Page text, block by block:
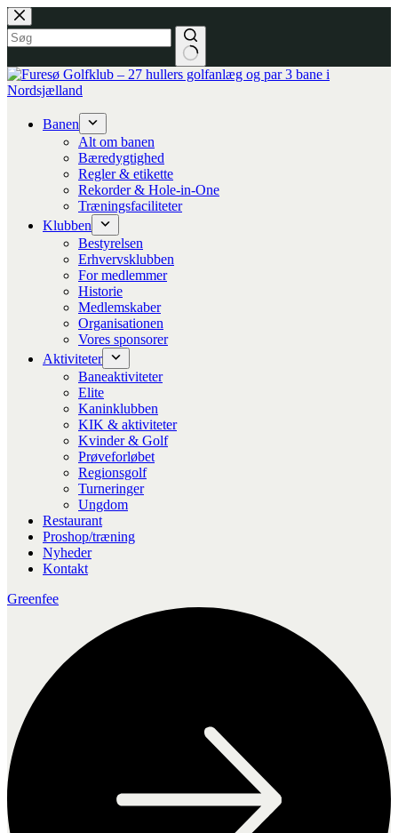
Fortsæt
til
indhold
Banen
Alt om banen
Bæredygtighed
Regler & etikette
Rekorder & Hole-in-One
Træningsfaciliteter
Klubben
Bestyrelsen
Erhvervsklubben
For medlemmer
Historie
Medlemskaber
Organisationen
Vores sponsorer
Aktiviteter
Baneaktiviteter
Elite
Kaninklubben
KIK & aktiviteter
Kvinder & Golf
Prøveforløbet
Regionsgolf
Turneringer
Ungdom
Restaurant
Proshop/træning
Nyheder
Kontakt
Greenfee